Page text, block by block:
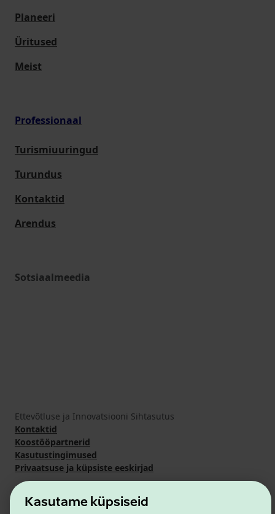
Kasutame küpsiseid
Planeeri
Üritused
Meist
Professionaal
Turismiuuringud
Turundus
Kontaktid
Arendus
Sotsiaalmeedia
Ettevõtluse ja Innovatsiooni Sihtasutus
Kontaktid
Koostööpartnerid
Kasutustingimused
Privaatsuse ja küpsiste eeskirjad